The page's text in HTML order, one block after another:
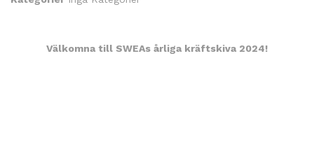
Välkomna till SWEAs årliga kräftskiva 2024!